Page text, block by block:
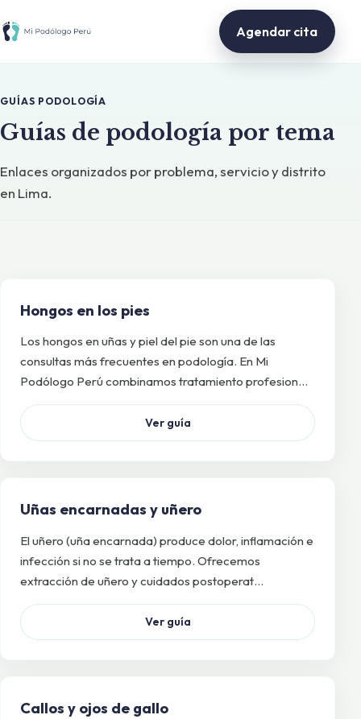
Agendar cita
GUÍAS PODOLOGÍA
Guías de podología por tema
Enlaces organizados por problema, servicio y distrito
en Lima.
Hongos en los pies
Los hongos en uñas y piel del pie son una de las
consultas más frecuentes en podología. En Mi
Podólogo Perú combinamos tratamiento profesion…
Ver guía
Uñas encarnadas y uñero
El uñero (uña encarnada) produce dolor, inflamación e
infección si no se trata a tiempo. Ofrecemos
extracción de uñero y cuidados postoperat…
Ver guía
Callos y ojos de gallo